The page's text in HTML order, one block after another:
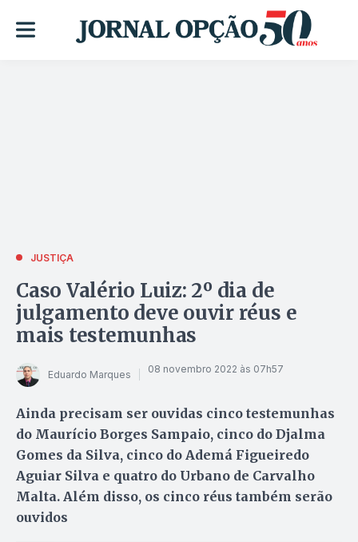
JUSTIÇA
Caso Valério Luiz: 2º dia de
julgamento deve ouvir réus e
mais testemunhas
Eduardo Marques 08 novembro 2022 às 07h57
Ainda precisam ser ouvidas cinco testemunhas
do Maurício Borges Sampaio, cinco do Djalma
Gomes da Silva, cinco do Ademá Figueiredo
Aguiar Silva e quatro do Urbano de Carvalho
Malta. Além disso, os cinco réus também serão
ouvidos